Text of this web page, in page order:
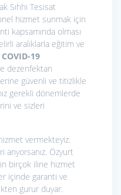
Sıhhi Tesisat
hizmet sunmak için
kapsamında olması
aralıklarla eğitim ve
COVID-19
dezenfektan
güvenli ve titizlikle
gerekli dönemlerde
ve sizleri
vermekteyiz.
Özyurt
birçok iline hizmet
içinde garanti ve
gurur duyar.